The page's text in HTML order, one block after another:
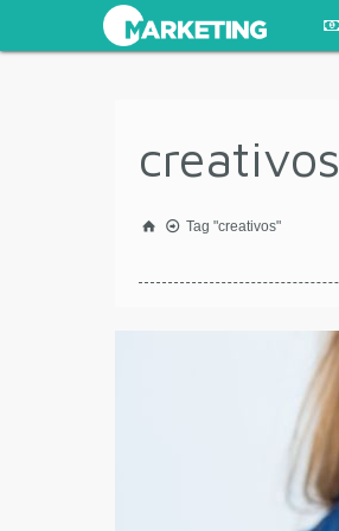
creativos
Tag "creativos"